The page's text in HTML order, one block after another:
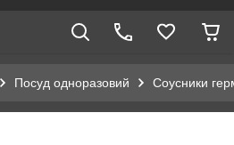
Посуд одноразовий Соусники